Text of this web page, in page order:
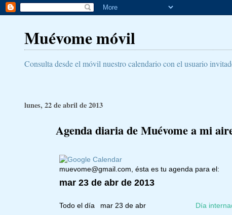
Muévome móvil
Consulta desde el móvil nuestro calendario con el usuario
lunes, 22 de abril de 2013
Agenda diaria de Muévome a mi
muevome@gmail.com, ésta es tu agenda para el:
mar 23 de abr de 2013
Todo el día mar 23 de abr Día